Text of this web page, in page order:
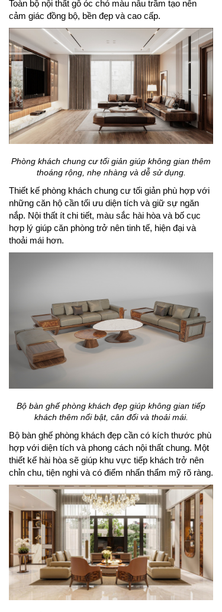
Toàn bộ nội thất gỗ óc chó màu nâu trầm tạo nên
cảm giác đồng bộ, bền đẹp và cao cấp.
Phòng khách chung cư tối giản giúp không gian thêm
thoáng rộng, nhẹ nhàng và dễ sử dụng.
Thiết kế phòng khách chung cư tối giản phù hợp với
những căn hộ cần tối ưu diện tích và giữ sự ngăn
nắp. Nội thất ít chi tiết, màu sắc hài hòa và bố cục
hợp lý giúp căn phòng trở nên tinh tế, hiện đại và
thoải mái hơn.
Bộ bàn ghế phòng khách đẹp giúp không gian tiếp
khách thêm nổi bật, cân đối và thoải mái.
Bộ bàn ghế phòng khách đẹp cần có kích thước phù
hợp với diện tích và phong cách nội thất chung. Một
thiết kế hài hòa sẽ giúp khu vực tiếp khách trở nên
chỉn chu, tiện nghi và có điểm nhấn thẩm mỹ rõ ràng.